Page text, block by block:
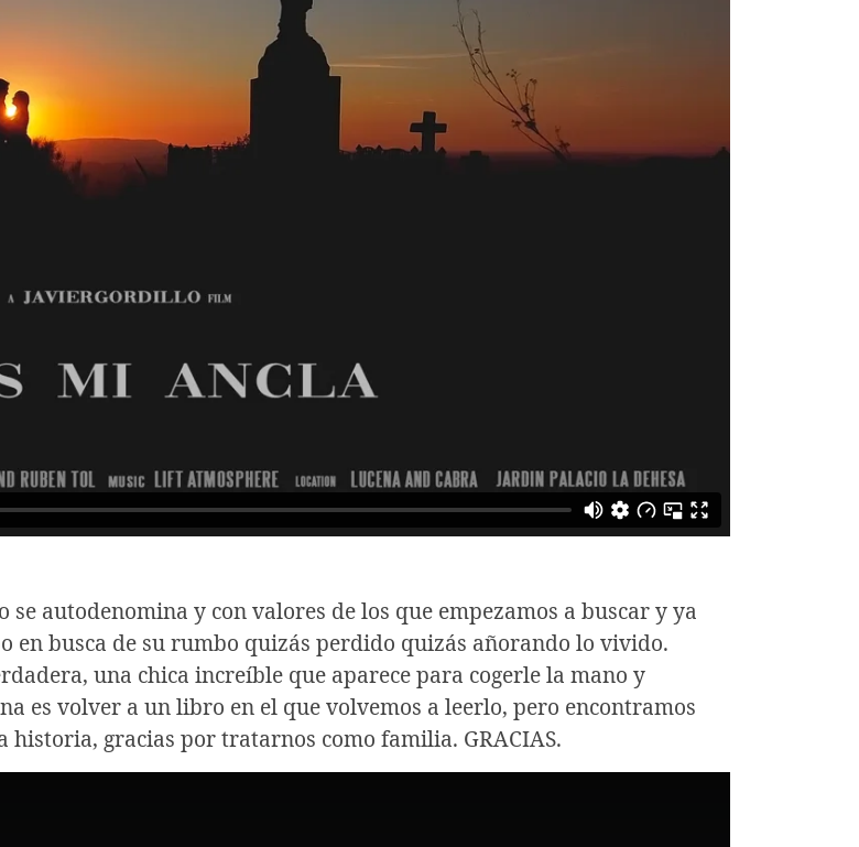
autodenomina y con valores de los que empezamos a buscar y ya
en busca de su rumbo quizás perdido quizás añorando lo vivido.
una chica increíble que aparece para cogerle la mano y
es volver a un libro en el que volvemos a leerlo, pero encontramos
gracias por tratarnos como familia. GRACIAS.